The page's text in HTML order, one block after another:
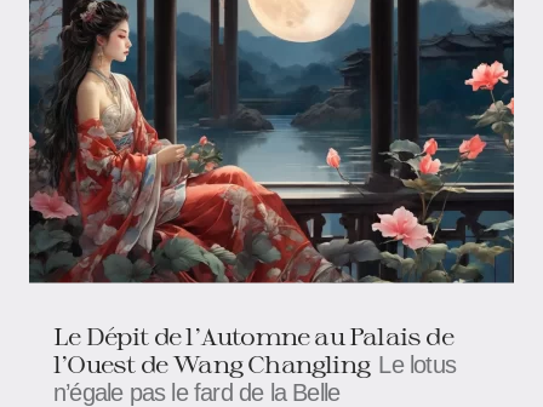
Le Dépit de l’Automne au Palais de
l’Ouest de Wang Changling Le lotus
n’égale pas le fard de la Belle